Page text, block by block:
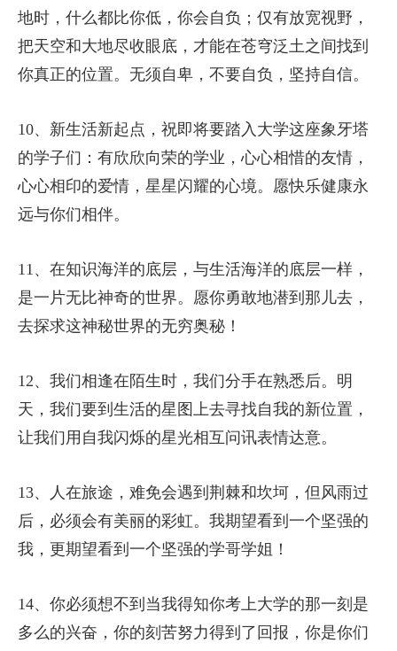
地时，什么都比你低，你会自负；仅有放宽视野，
把天空和大地尽收眼底，才能在苍穹泛土之间找到
你真正的位置。无须自卑，不要自负，坚持自信。
10、新生活新起点，祝即将要踏入大学这座象牙塔
的学子们：有欣欣向荣的学业，心心相惜的友情，
心心相印的爱情，星星闪耀的心境。愿快乐健康永
远与你们相伴。
11、在知识海洋的底层，与生活海洋的底层一样，
是一片无比神奇的世界。愿你勇敢地潜到那儿去，
去探求这神秘世界的无穷奥秘！
12、我们相逢在陌生时，我们分手在熟悉后。明
天，我们要到生活的星图上去寻找自我的新位置，
让我们用自我闪烁的星光相互问讯表情达意。
13、人在旅途，难免会遇到荆棘和坎坷，但风雨过
后，必须会有美丽的彩虹。我期望看到一个坚强的
我，更期望看到一个坚强的学哥学姐！
14、你必须想不到当我得知你考上大学的那一刻是
多么的兴奋，你的刻苦努力得到了回报，你是你们